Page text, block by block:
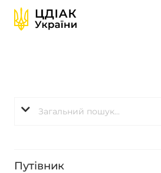
Путівник